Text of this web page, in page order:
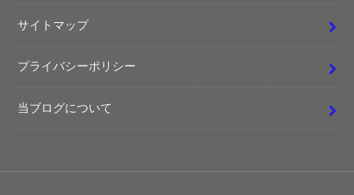
サイトマップ
プライバシーポリシー
当ブログについて